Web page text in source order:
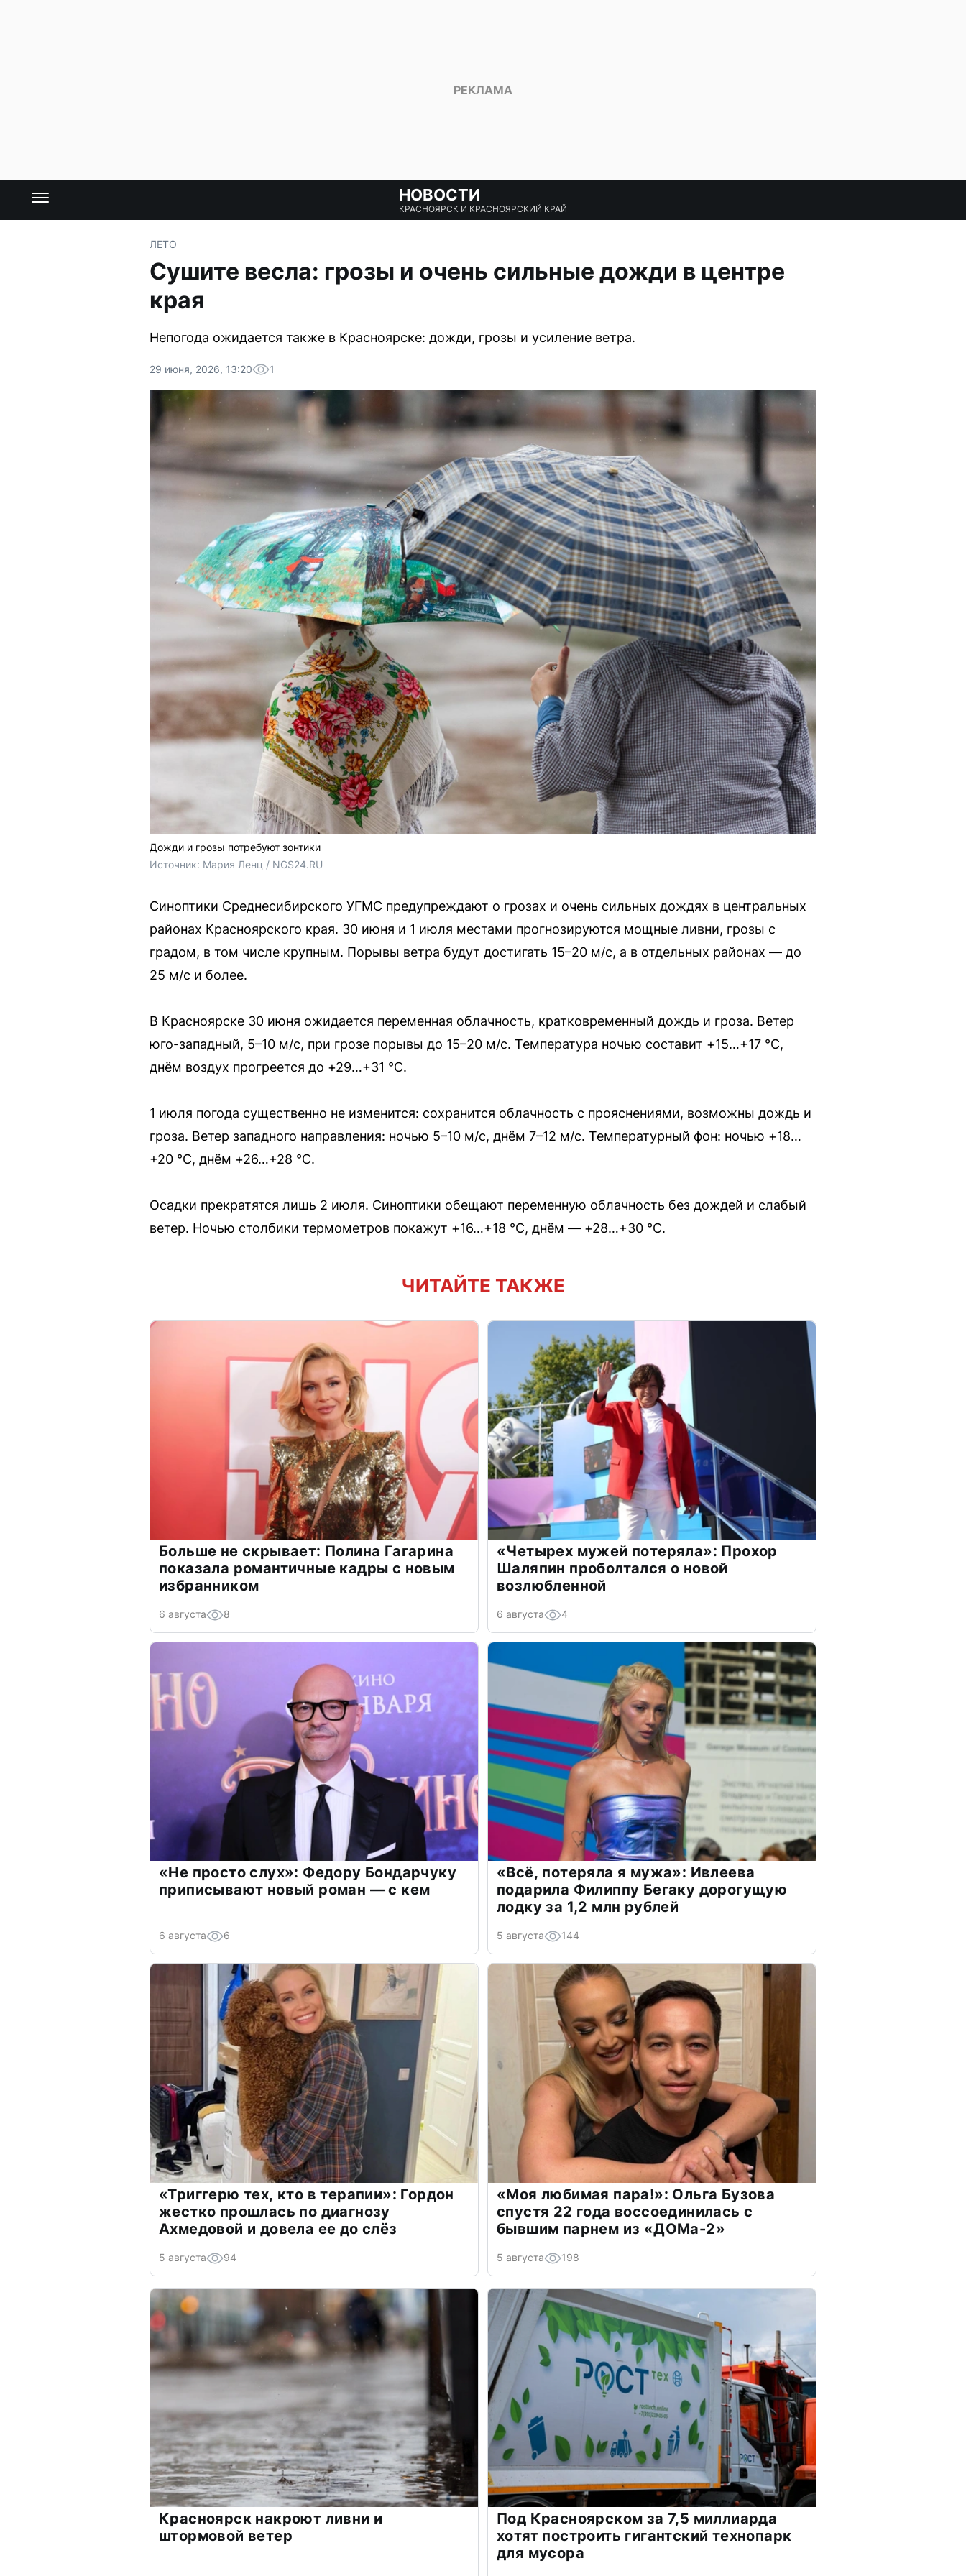
НОВОСТИ
КРАСНОЯРСК И КРАСНОЯРСКИЙ КРАЙ
ЛЕТО
Сушите весла: грозы и очень сильные дожди в центре
края
Непогода ожидается также в Красноярске: дожди, грозы и усиление ветра.
29 июня, 2026, 13:20 1
Дожди и грозы потребуют зонтики
Источник: Мария Ленц / NGS24.RU
Синоптики Среднесибирского УГМС предупреждают о грозах и очень сильных дождях в центральных
районах Красноярского края. 30 июня и 1 июля местами прогнозируются мощные ливни, грозы с
градом, в том числе крупным. Порывы ветра будут достигать 15–20 м/с, а в отдельных районах — до
25 м/с и более.
В Красноярске 30 июня ожидается переменная облачность, кратковременный дождь и гроза. Ветер
юго-западный, 5–10 м/с, при грозе порывы до 15–20 м/с. Температура ночью составит +15…+17 °C,
днём воздух прогреется до +29…+31 °C.
1 июля погода существенно не изменится: сохранится облачность с прояснениями, возможны дождь и
гроза. Ветер западного направления: ночью 5–10 м/с, днём 7–12 м/с. Температурный фон: ночью +18…
+20 °C, днём +26…+28 °C.
Осадки прекратятся лишь 2 июля. Синоптики обещают переменную облачность без дождей и слабый
ветер. Ночью столбики термометров покажут +16…+18 °C, днём — +28…+30 °C.
ЧИТАЙТЕ ТАКЖЕ
Больше не скрывает: Полина Гагарина
показала романтичные кадры с новым
избранником
6 августа 8
«Четырех мужей потеряла»: Прохор
Шаляпин проболтался о новой
возлюбленной
6 августа 4
«Не просто слух»: Федору Бондарчуку
приписывают новый роман — с кем
6 августа 6
«Всё, потеряла я мужа»: Ивлеева
подарила Филиппу Бегаку дорогущую
лодку за 1,2 млн рублей
5 августа 144
«Триггерю тех, кто в терапии»: Гордон
жестко прошлась по диагнозу
Ахмедовой и довела ее до слёз
5 августа 94
«Моя любимая пара!»: Ольга Бузова
спустя 22 года воссоединилась с
бывшим парнем из «ДОМа-2»
5 августа 198
Красноярск накроют ливни и
штормовой ветер
Под Красноярском за 7,5 миллиарда
хотят построить гигантский технопарк
для мусора